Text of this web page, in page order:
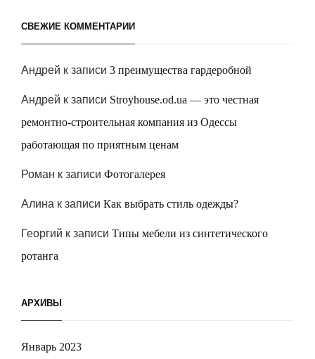
СВЕЖИЕ КОММЕНТАРИИ
Андрей к записи 3 преимущества гардеробной
Андрей к записи Stroyhouse.od.ua — это честная
ремонтно-строительная компания из Одессы
работающая по приятным ценам
Роман к записи Фотогалерея
Алина к записи Как выбрать стиль одежды?
Георгий к записи Типы мебели из синтетического
ротанга
АРХИВЫ
Январь 2023